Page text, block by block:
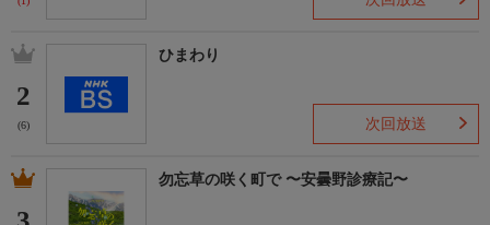
2
(6)
ひまわり
次回放送
勿忘草の咲く町で 〜安曇野診療記〜